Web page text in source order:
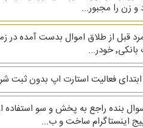
و زن را مجبور...
خودر...
ابتدای فعالیت استارت اپ بدون ثبت
اینستاگرام ساخت و ب...